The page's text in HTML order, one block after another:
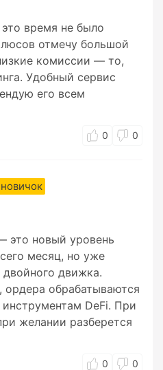
время не было
отмечу большой
комиссии — то,
Удобный сервис
его всем
0 0
новичок
это новый уровень
месяц, но уже
движка.
обрабатываются
DeFi. При
желании разберется
0 0